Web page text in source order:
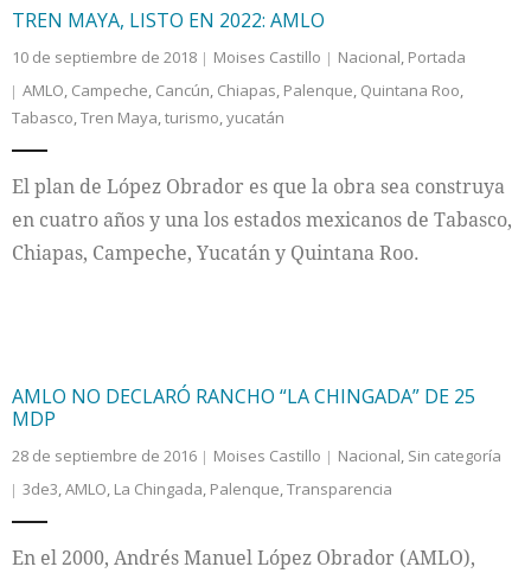
TREN MAYA, LISTO EN 2022: AMLO
10 de septiembre de 2018 Moises Castillo Nacional, Portada
AMLO, Campeche, Cancún, Chiapas, Palenque, Quintana Roo,
Tabasco,Tren Maya,turismo,yucatán
El plan de López Obrador es que la obra sea construya
en cuatro años y una los estados mexicanos de Tabasco,
Chiapas, Campeche, Yucatán y Quintana Roo.
AMLO NO DECLARÓ RANCHO “LA CHINGADA” DE 25
MDP
28 de septiembre de 2016 Moises Castillo Nacional, Sin categoría
3de3,AMLO, La Chingada, Palenque,Transparencia
En el 2000, Andrés Manuel López Obrador (AMLO),